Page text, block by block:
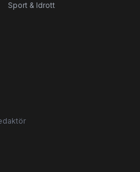
Sport & Idrott